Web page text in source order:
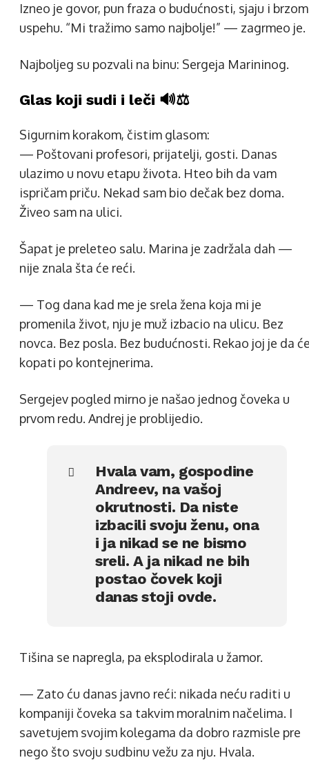
Izneo je govor, pun fraza o budućnosti, sjaju i brzom
uspehu. “Mi tražimo samo najbolje!” — zagrmeo je.
Najboljeg su pozvali na binu: Sergeja Marininog.
Glas koji sudi i leči 🔊⚖️
Sigurnim korakom, čistim glasom:
— Poštovani profesori, prijatelji, gosti. Danas
ulazimo u novu etapu života. Hteo bih da vam
ispričam priču. Nekad sam bio dečak bez doma.
Živeo sam na ulici.
Šapat je preleteo salu. Marina je zadržala dah —
nije znala šta će reći.
— Tog dana kad me je srela žena koja mi je
promenila život, nju je muž izbacio na ulicu. Bez
novca. Bez posla. Bez budućnosti. Rekao joj je da
kopati po kontejnerima.
Sergejev pogled mirno je našao jednog čoveka u
prvom redu. Andrej je problijedio.
Hvala vam, gospodine
Andreev, na vašoj
okrutnosti. Da niste
izbacili svoju ženu, ona
i ja nikad se ne bismo
sreli. A ja nikad ne bih
postao čovek koji
danas stoji ovde.
Tišina se napregla, pa eksplodirala u žamor.
— Zato ću danas javno reći: nikada neću raditi u
kompaniji čoveka sa takvim moralnim načelima. I
savetujem svojim kolegama da dobro razmisle pre
nego što svoju sudbinu vežu za nju. Hvala.